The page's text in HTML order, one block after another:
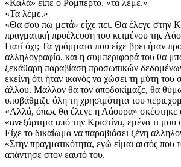
«Καλά» είπε ο Ρομπέρτο, «τα λέμε.»
«Τα λέμε.»
«Θα σου πω μετά» είχε πει. Θα έλεγε στην
πραγματική προέλευση του κειμένου της
Γιατί όχι; Τα γράμματα που είχε βρει ήταν
αλληλογραφία, και η συμπεριφορά του θα
ξεκάθαρη παραβίαση προσωπικών
εκείνη ότι ήταν ικανός να χώσει τη μύτη του
άλλου. Μάλλον θα τον αποδοκίμαζε, θα
υποβάθμιζε όλη τη χρησιμότητα του
«Αλλά, όπως θα έλεγε η Λάουρα» σκέφτηκε
«ανεξάρτητα από την Κριστίνα, εμένα τι μου
Είχε το δικαίωμα να παραβιάσει ξένη
«Στην πραγματικότητα, εγώ είμαι αυτός που
απάντησε στον εαυτό του.